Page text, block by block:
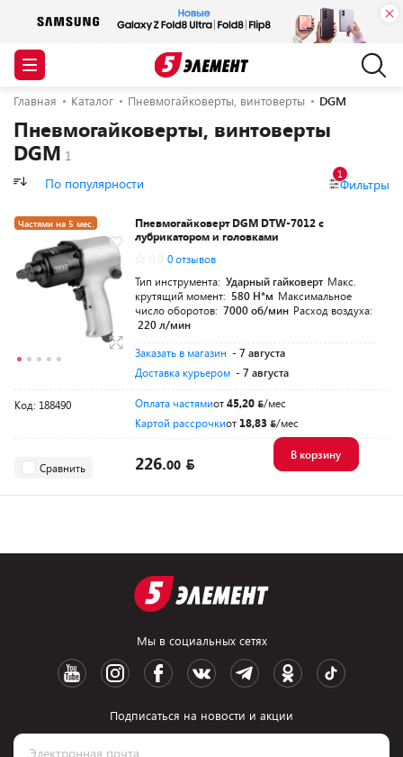
Главная Каталог Пневмогайковерты, винтоверты DGM
Пневмогайковерты, винтоверты
DGM
По популярности Фильтры
1
Частями на 5 мес.
Разумная цена
Пневмогайковерт DGM DTW-7012 с
лубрикатором и головками
0 отзывов
Тип инструмента: Ударный гайковерт Макс.
крутящий момент: 580 Н*м Максимальное
число оборотов: 7000 об/мин Расход воздуха:
220 л/мин
Заказать в магазин - 7 августа
Доставка курьером - 7 августа
Код: 188490 Оплата частямиот45,20
/мес
Картой рассрочкиот 18,83 /мес
Сравнить 226.00
В корзину
Мы в социальных сетях
Подписаться на новости и акции